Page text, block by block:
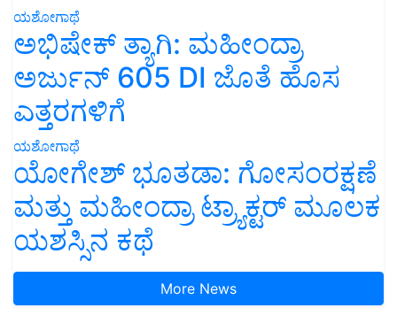
ಯಶೋಗಾಥೆ
ಅಭಿಷೇಕ್ ತ್ಯಾಗಿ: ಮಹೀಂದ್ರಾ
ಅರ್ಜುನ್ 605 DI ಜೊತೆ ಹೊಸ
ಎತ್ತರಗಳಿಗೆ
ಯಶೋಗಾಥೆ
ಯೋಗೇಶ್ ಭೂತಡಾ: ಗೋಸಂರಕ್ಷಣೆ
ಮತ್ತು ಮಹೀಂದ್ರಾ ಟ್ರ್ಯಾಕ್ಟರ್ ಮೂಲಕ
ಯಶಸ್ಸಿನ ಕಥೆ
More News